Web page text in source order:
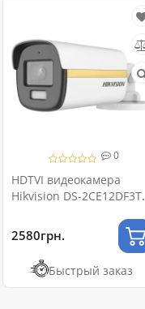
0
HDTVI видеокамера
Hikvision DS-2CE12DF3T-
микрофоном
2580грн.
Быстрый заказ